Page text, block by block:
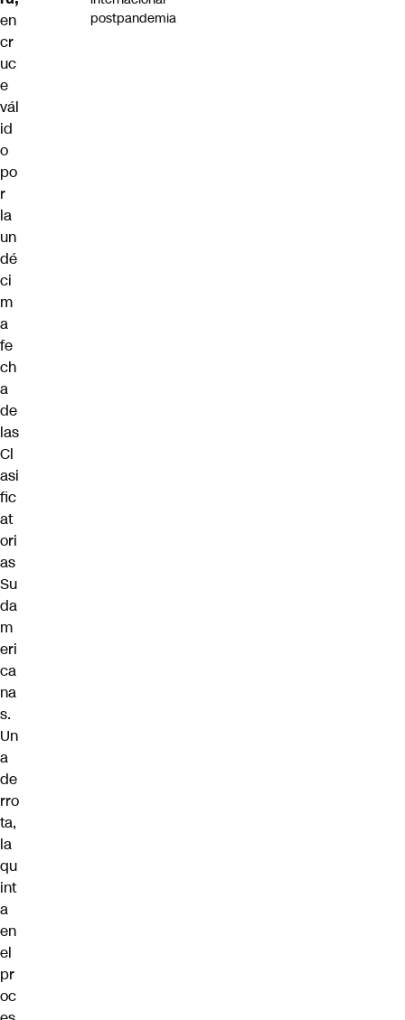
en
cr
uc
e
vál
id
o
po
r
la
un
dé
ci
m
a
fe
ch
a
de
las
Cl
asi
fic
at
ori
as
Su
da
m
eri
ca
na
s.
Un
a
de
rro
ta,
la
qu
int
a
en
el
pr
oc
postpandemia